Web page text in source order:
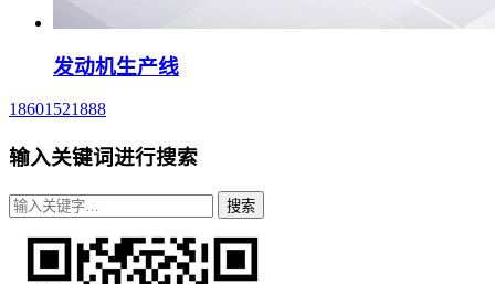
发动机生产线
18601521888
输入关键词进行搜索